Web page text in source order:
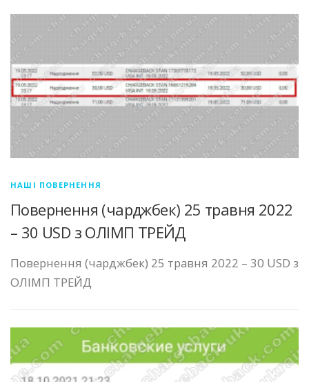
НАШІ ПОВЕРНЕННЯ
Повернення (чарджбек) 25 травня 2022
– 30 USD з ОЛІМП ТРЕЙД
Повернення (чарджбек) 25 травня 2022 – 30 USD з
ОЛІМП ТРЕЙД